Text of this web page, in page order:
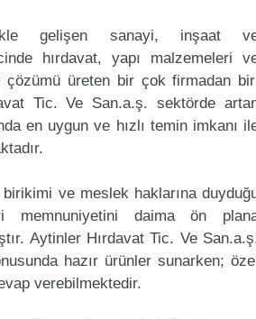
gelişen sanayi, inşaat
hırdavat, yapı malzemeleri
çözümü üreten bir çok firmadan
Tic. Ve San.a.ş. sektörde
en uygun ve hızlı temin imkanı
ve meslek haklarına
memnuniyetini daima ön
Aytinler Hırdavat Tic. Ve
hazır ürünler sunarken;
verebilmektedir.